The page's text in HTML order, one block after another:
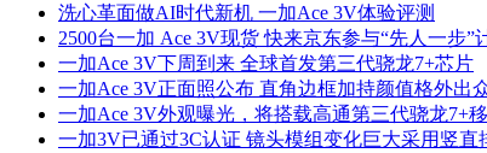
洗心革面做AI时代新机 一加Ace 3V体验评测
2500台一加 Ace 3V现货 快来京东参与“先人一步”
一加Ace 3V下周到来 全球首发第三代骁龙7+芯片
一加Ace 3V正面照公布 直角边框加持颜值格外出
一加Ace 3V外观曝光，将搭载高通第三代骁龙7+
一加3V已通过3C认证 镜头模组变化巨大采用竖直